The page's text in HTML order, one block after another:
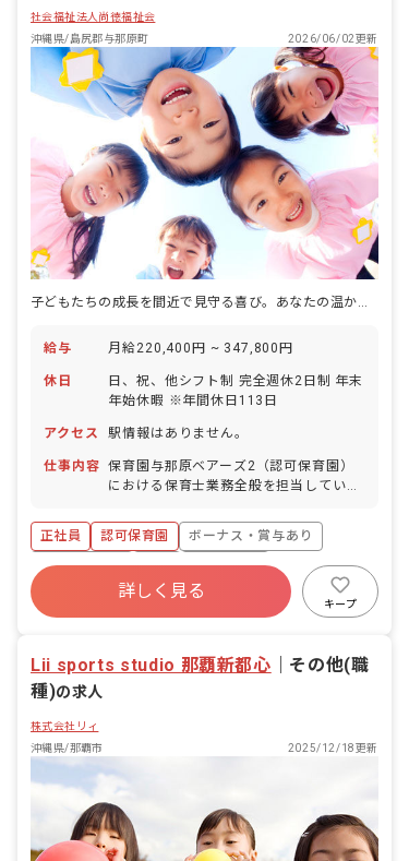
社会福祉法人尚徳福祉会
沖縄県/島尻郡与那原町
2026/06/02更新
子どもたちの成長を間近で見守る喜び。あなたの温かい手で未来を育みませんか？
給与 月給220,400円 ~ 347,800円
休日
日、祝、他シフト制 完全週休2日制 年末
年始休暇 ※年間休日113日
アクセス 駅情報はありません。
仕事内容 保育園与那原ベアーズ2（認可保育園）
における保育士業務全般を担当していた
（定員134名） ・主な業務内容: ・お子
様の保育全般 ・朝の受け入れ業務 ■園児
年齢層：0～5歳児 ■園庭有無：あり
正社員 認可保育園
ボーナス・賞与あり
社会保険完備
有給
退職金制度
昇給昇進あり
社会福祉法人
詳しく見る
キープ
Lii sports studio 那覇新都心
その他(職
種)の求人
株式会社リィ
沖縄県/那覇市
2025/12/18更新